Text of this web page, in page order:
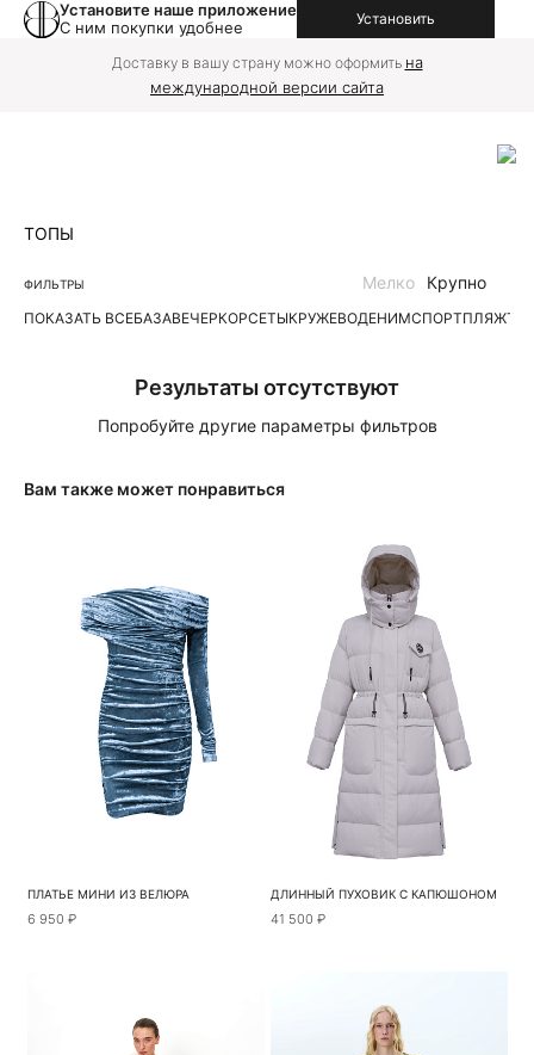
Установите наше приложение
С ним покупки удобнее
Установить
Доставку в вашу страну можно оформить на
международной версии сайта
ТОПЫ
ФИЛЬТРЫ
ПОКАЗАТЬ ВСЕБАЗАВЕЧЕРКОРСЕТЫКРУЖЕВОДЕНИМСПОРТПЛЯЖ
Мелко Крупно
Результаты отсутствуют
Попробуйте другие параметры фильтров
Вам также может понравиться
ПЛАТЬЕ МИНИ ИЗ ВЕЛЮРА
6 950 ₽
ДЛИННЫЙ ПУХОВИК С КАПЮШОНОМ
41 500 ₽